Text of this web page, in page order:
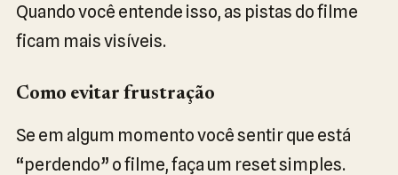
Quando você entende isso, as pistas do filme
ficam mais visíveis.
Como evitar frustração
Se em algum momento você sentir que está
“perdendo” o filme, faça um reset simples.